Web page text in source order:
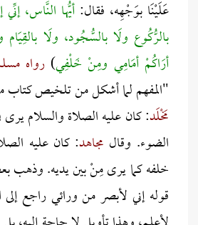
عَلَيْنَا بوَجْهِه، فقال:أيُّها النَّاس،
بالرُّكُوع ولَا بالسُّجُود، ولَا بالقِيَام
أرَاكُمْ أمَامِي ومِنْ خَلْفِي) رواه
"المفهم لما أشكل من تلخيص
مَخْلَد: كان عليه الصلاة والسلام يرى
الضوء. وقال مجاهد: كان عليه
خلفه كما يرى مِنْ بين يديه. وذهب
قوله إني لأبصر من ورائي راجع إلى